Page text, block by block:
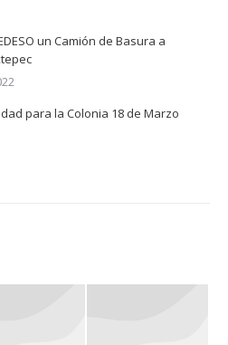
un Camión de Basura a
para la Colonia 18 de Marzo